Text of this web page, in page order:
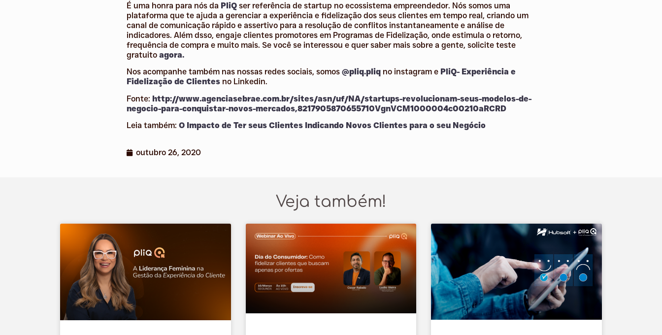
É uma honra para nós da PliQ ser referência de startup no ecossistema empreendedor. Nós somos uma
plataforma que te ajuda a gerenciar a experiência e fidelização dos seus clientes em tempo real, criando um
canal de comunicação rápido e assertivo para a resolução de conflitos instantaneamente e análise de
indicadores. Além dsso, engaje clientes promotores em Programas de Fidelização, onde estimula o retorno,
frequência de compra e muito mais. Se você se interessou e quer saber mais sobre a gente, solicite teste
gratuito agora.
Nos acompanhe também nas nossas redes sociais, somos @pliq.pliq no instagram e PliQ- Experiência e
Fidelização de Clientes no Linkedin.
Fonte: http://www.agenciasebrae.com.br/sites/asn/uf/NA/startups-revolucionam-seus-modelos-de-
negocio-para-conquistar-novos-mercados,8217905870655710VgnVCM1000004c00210aRCRD
Leia também: O Impacto de Ter seus Clientes Indicando Novos Clientes para o seu Negócio
outubro 26, 2020
Veja também!